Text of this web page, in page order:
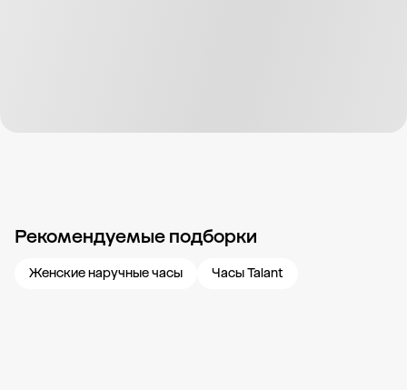
Рекомендуемые подборки
Женские наручные часы Часы Talant
Новости компании Журнал ЗОЛОТОЙ Блог